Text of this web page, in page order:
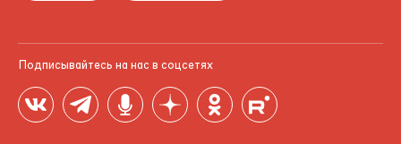
Подписывайтесь на нас в соцсетях